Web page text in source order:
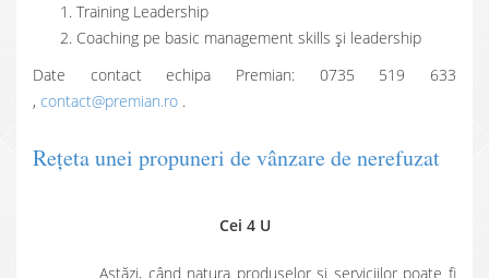
Training Leadership
Coaching pe basic management skills și leadership
Date contact echipa Premian: 0735 519 633
, contact@premian.ro .
Reţeta unei propuneri de vânzare de nerefuzat
Cei 4 U
Astăzi, când natura produselor și serviciilor poate fi